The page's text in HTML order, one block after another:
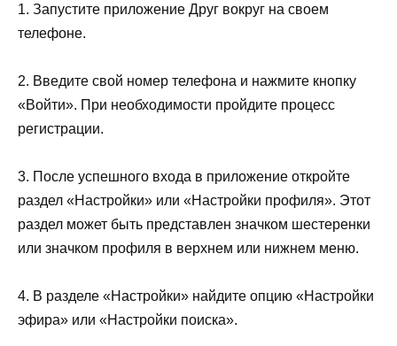
1. Запустите приложение Друг вокруг на своем
телефоне.
2. Введите свой номер телефона и нажмите кнопку
«Войти». При необходимости пройдите процесс
регистрации.
3. После успешного входа в приложение откройте
раздел «Настройки» или «Настройки профиля». Этот
раздел может быть представлен значком шестеренки
или значком профиля в верхнем или нижнем меню.
4. В разделе «Настройки» найдите опцию «Настройки
эфира» или «Настройки поиска».